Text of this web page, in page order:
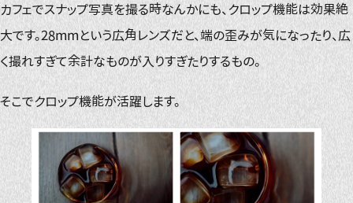
カフェでスナップ写真を撮る時なんかにも、クロップ機能は効果絶
大です。28mmという広角レンズだと、端の歪みが気になったり、広
く撮れすぎて余計なものが入りすぎたりするもの。
そこでクロップ機能が活躍します。